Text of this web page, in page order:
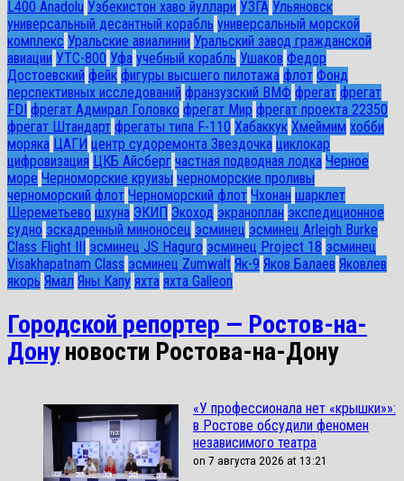
L400 Anadolu Узбекистон хаво йуллари УЗГА Ульяновск
универсальный десантный корабль универсальный морской
комплекс Уральские авиалинии Уральский завод гражданской
авиации УТС-800 Уфа учебный корабль Ушаков Федор
Достоевский фейк фигуры высшего пилотажа флот Фонд
перспективных исследований франзузский ВМФ фрегат фрегат
FDI фрегат Адмирал Головко фрегат Мир фрегат проекта 22350
фрегат Штандарт фрегаты типа F-110 Хабаккук Хмеймим хобби
моряка ЦАГИ центр судоремонта Звездочка циклокар
цифровизация ЦКБ Айсберг частная подводная лодка Черное
море Черноморские круизы черноморские проливы
черноморский флот Черноморский флот Чхонан шарклет
Шереметьево шхуна ЭКИП Экоход экраноплан экспедиционное
судно эскадренный миноносец эсминец эсминец Arleigh Burke
Class Flight III
эсминец JS Haguro эсминец Project 18 эсминец
Visakhapatnam Class эсминец Zumwalt Як-9 Яков Балаев Яковлев
якорь Ямал Яны Капу яхта яхта Galleon
Городской репортер — Ростов-на-
Дону новости Ростова-на-Дону
«У профессионала нет «крышки»»:
в Ростове обсудили феномен
независимого театра
on 7 августа 2026 at 13:21